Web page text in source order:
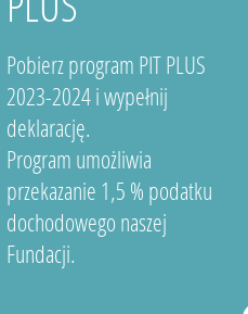
Pobierz program PIT PLUS
2023-2024 i wypełnij
deklarację.
Program umożliwia
przekazanie 1,5 % podatku
dochodowego naszej
Fundacji.